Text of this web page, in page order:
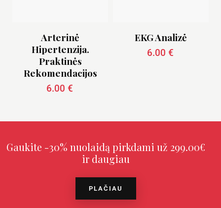
Arterinė
Hipertenzija.
Praktinės
Rekomendacijos
6.00 €
EKG Analizė
6.00 €
Gaukite -30% nuolaidą pirkdami už 299.00€
ir daugiau
PLAČIAU